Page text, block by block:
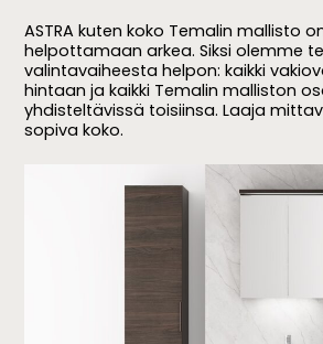
ASTRA kuten koko Temalin mallisto
helpottamaan arkea. Siksi olemme
valintavaiheesta helpon: kaikki
hintaan ja kaikki Temalin malliston
yhdisteltävissä toisiinsa. Laaja
sopiva koko.